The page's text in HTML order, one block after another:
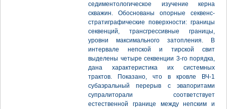
седиментологическое изучение керна
скважин. Обоснованы опорные секвенс-
стратиграфические поверхности: границы
секвенций, трансгрессивные границы,
уровни максимального затопления. В
интервале непской и тирской свит
выделены четыре секвенции 3-го порядка,
дана характеристика их системных
трактов. Показано, что в кровле ВЧ-1
субаэральный перерыв с эвапоритами
супралиторали соответствует
естественной границе между непским и